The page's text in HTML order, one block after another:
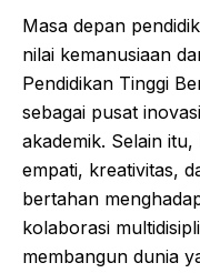
Masa depan
nilai kemanusiaan
Pendidikan Tinggi
sebagai pusat
akademik. Selain
empati, kreativitas,
bertahan
kolaborasi
membangun dunia